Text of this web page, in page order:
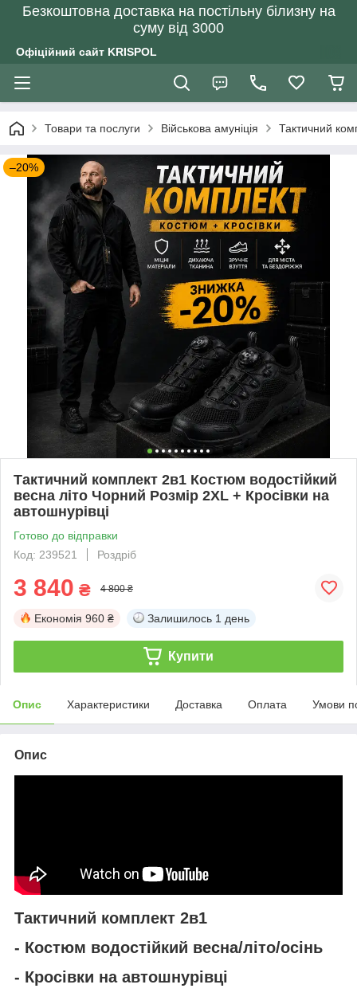
Безкоштовна доставка на постільну білизну на
суму від 3000
Офіційний сайт KRISPOL
Товари та послуги Військова амуніція Тактичний
–20%
Тактичний комплект 2в1 Костюм водостійкий
весна літо Чорний Розмір 2XL + Кросівки на
автошнурівці
Готово до відправки
Код: 239521
Роздріб
3 840 ₴ 4 800 ₴
Економія 960 ₴ Залишилось 1 день
Купити
Опис Характеристики Доставка Оплата Умови
Опис
Тактичний комплект 2в1
- Костюм водостійкий весна/літо/осінь
- Кросівки на автошнурівці